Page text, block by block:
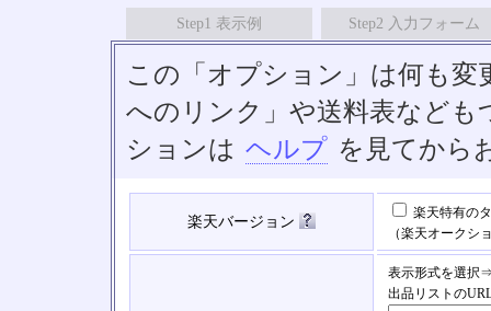
Step1 表示例 Step2 入力フォーム
この「オプション」は何も
へのリンク」や送料表など
ションは ヘルプ を見てから
楽天バージョン
楽天特有の
（楽天オークシ
表示形式を選択
出品リストの